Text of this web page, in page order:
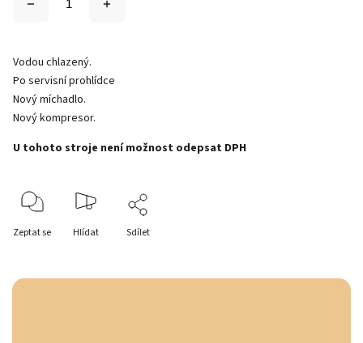
Vodou chlazený.
Po servisní prohlídce
Nový míchadlo.
Nový kompresor.
U tohoto stroje není možnost odepsat DPH
Zeptat se Hlídat Sdílet